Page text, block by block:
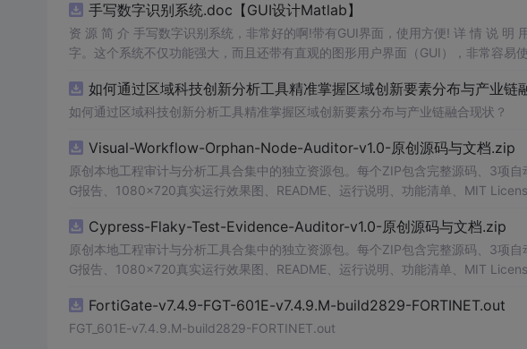
手写数字识别系统.doc【GUI设计Matlab】
资 源 简 介 手写数字识别系统，非常好的啊!带有GUI界面，使用方便! 详 情 说 明
字。这个系统不仅功能强大，而且还带有直观的图形用户界面（GUI），非常容易
便和实用的工具，你一定会喜欢它的！
如何通过区域科技创新分析工具精准掌握区域创新要素分布与产业链
如何通过区域科技创新分析工具精准掌握区域创新要素分布与产业链融合现状？
Visual-Workflow-Orphan-Node-Auditor-v1.0-原创源码与文档.zip
原创本地工程审计与分析工具合集中的独立资源包。每个ZIP包含完整源码、3项
G报告、1080×720真实运行效果图、README、运行说明、功能清单、MIT
源码、Logo、官方截图、论文、生产日志或其他受限素材。适合前端开发、AI应用
Cypress-Flaky-Test-Evidence-Auditor-v1.0-原创源码与文档.zip
原创本地工程审计与分析工具合集中的独立资源包。每个ZIP包含完整源码、3项
G报告、1080×720真实运行效果图、README、运行说明、功能清单、MIT
源码、Logo、官方截图、论文、生产日志或其他受限素材。适合前端开发、AI应用
FortiGate-v7.4.9-FGT-601E-v7.4.9.M-build2829-FORTINET.out
FGT_601E-v7.4.9.M-build2829-FORTINET.out